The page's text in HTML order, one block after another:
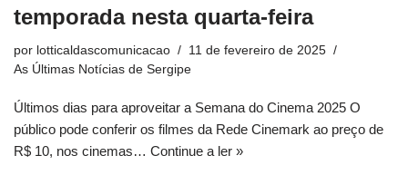
temporada nesta quarta-feira
por lotticaldascomunicacao
11 de fevereiro de 2025
As Últimas Notícias de Sergipe
Últimos dias para aproveitar a Semana do Cinema 2025 O
público pode conferir os filmes da Rede Cinemark ao preço de
R$ 10, nos cinemas… Continue a ler »